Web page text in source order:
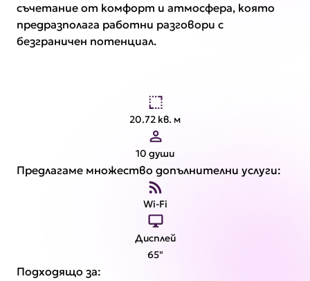
съчетание от комфорт и атмосфера, която
предразполага работни разговори с
безграничен потенциал.
20.72 кв. м
10 души
Предлагаме множество допълнителни услуги:
Wi-Fi
Дисплей
65"
Подходящо за: